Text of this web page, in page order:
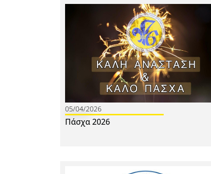
05/04/2026
Πάσχα 2026